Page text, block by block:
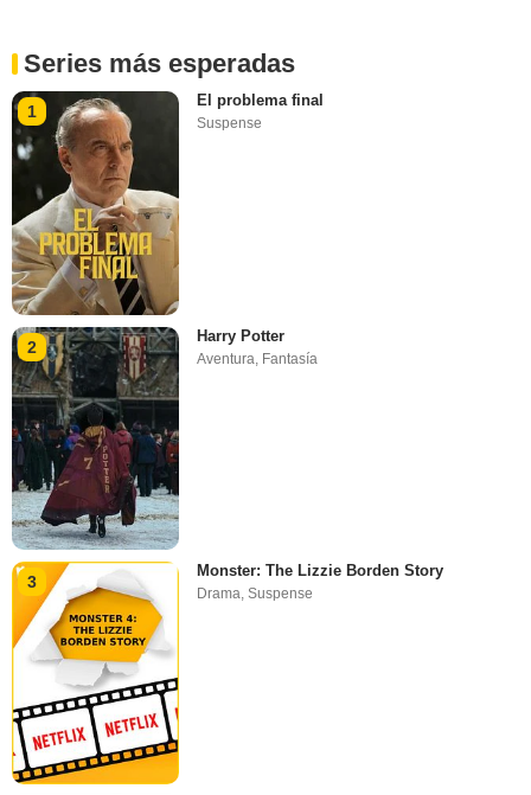
Series más esperadas
1
El problema final
Suspense
2
Harry Potter
Aventura Fantasía
3
Monster: The Lizzie Borden Story
Drama,Suspense